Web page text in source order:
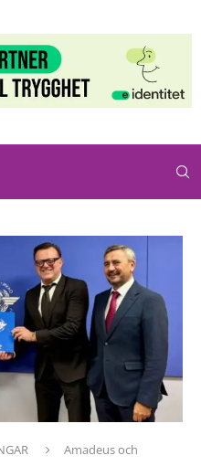
Amadeus och